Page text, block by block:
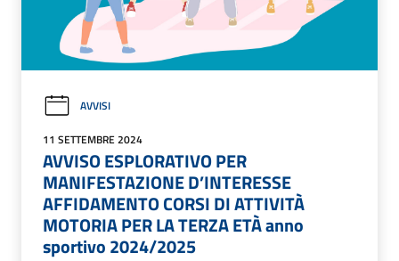
AVVISI
11 SETTEMBRE 2024
AVVISO ESPLORATIVO PER
MANIFESTAZIONE D’INTERESSE
AFFIDAMENTO CORSI DI ATTIVITÀ
MOTORIA PER LA TERZA ETÀ anno
sportivo 2024/2025